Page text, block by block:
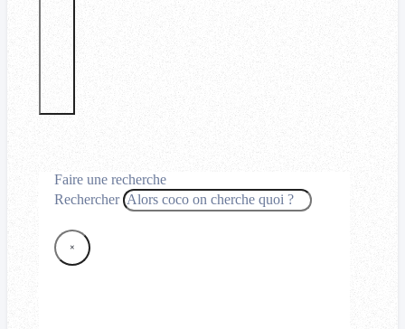
Faire une recherche
Rechercher
×